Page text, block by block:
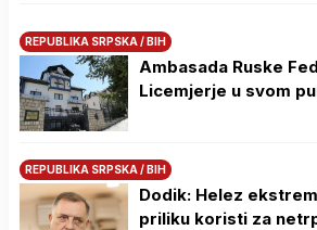
REPUBLIKA SRPSKA / BIH
Ambasada Ruske
Licemjerje u svom
REPUBLIKA SRPSKA / BIH
Dodik: Helez
priliku koristi za